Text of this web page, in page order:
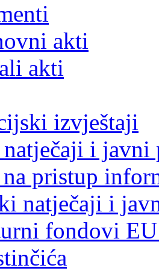
akti
akti
izvještaji
natječaji i javni
pristup
natječaji i
fondovi